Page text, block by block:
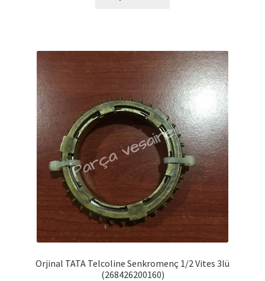
Orjinal TATA Telcoline Senkromenç 1/2 Vites 3lü
(268426200160)